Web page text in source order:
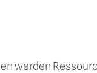
werden